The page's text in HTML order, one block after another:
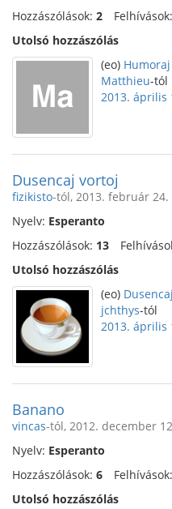
Hozzászólások: 2 Felhívások:
Utolsó hozzászólás
(eo)
Matthieu-tól
2013. április
Dusencaj vortoj
fizikisto-tól, 2013. február 24.
Nyelv: Esperanto
Hozzászólások: 13
Utolsó hozzászólás
(eo)
jchthys-tól
2013. április
Banano
vincas-tól, 2012. december
Nyelv: Esperanto
Hozzászólások: 6 Felhívások:
Utolsó hozzászólás